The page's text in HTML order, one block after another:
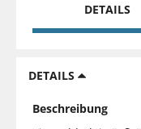
DETAILS
DETAILS
Beschreibung